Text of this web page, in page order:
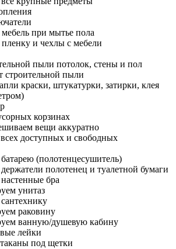
при мытье пола
и чехлы с мебели
пыли потолок, стены и пол
строительной пыли
краски, штукатурки, затирки, клея
корзинах
вещи аккуратно
доступных и свободных
(полотенцесушитель)
полотенец и туалетной бумаги
бра
унитаз
раковину
ванную/душевую кабину
лейки
под щетки